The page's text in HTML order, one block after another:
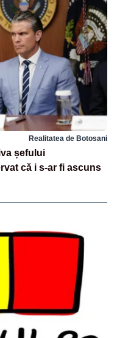
Realitatea de Botosani
șefului
că i s-ar fi ascuns